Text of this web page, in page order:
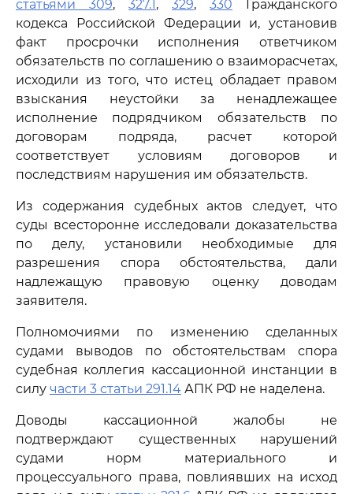
статьями 309, 327.1, 329, 330 Гражданского
кодекса Российской Федерации и, установив
факт просрочки исполнения ответчиком
обязательств по соглашению о взаиморасчетах,
исходили из того, что истец обладает правом
взыскания неустойки за ненадлежащее
исполнение подрядчиком обязательств по
договорам подряда, расчет которой
соответствует условиям договоров и
последствиям нарушения им обязательств.
Из содержания судебных актов следует, что
суды всесторонне исследовали доказательства
по делу, установили необходимые для
разрешения спора обстоятельства, дали
надлежащую правовую оценку доводам
заявителя.
Полномочиями по изменению сделанных
судами выводов по обстоятельствам спора
судебная коллегия кассационной инстанции в
силу части 3 статьи 291.14 АПК РФ не наделена.
Доводы кассационной жалобы не
подтверждают существенных нарушений
судами норм материального и
процессуального права, повлиявших на исход